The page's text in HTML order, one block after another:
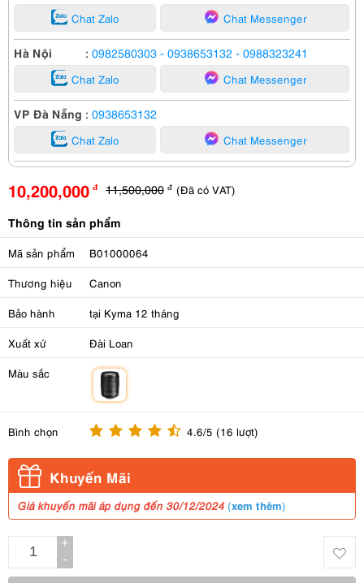
Chat Zalo Chat Messenger
Hà Nội : 0982580303 - 0938653132 - 0988323241
Chat Zalo Chat Messenger
VP Đà Nẵng : 0938653132
Chat Zalo Chat Messenger
10,200,000 đ 11,500,000 đ (Đã có VAT)
Thông tin sản phẩm
Mã sản phẩm B01000064
Thương hiệu Canon
Bảo hành tại Kyma 12 tháng
Xuất xứ Đài Loan
Màu sắc
Bình chọn 4.6/5 (16 lượt)
Khuyến Mãi
Giá khuyến mãi áp dụng đến 30/12/2024 (xem thêm)
+
-